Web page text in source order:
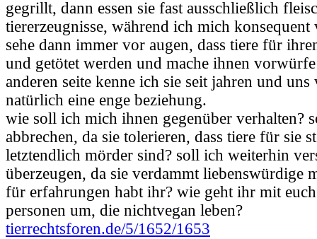
gegrillt, dann essen sie fast ausschließlich
tiererzeugnisse, während ich mich konsequent
sehe dann immer vor augen, dass tiere für
und getötet werden und mache ihnen
anderen seite kenne ich sie seit jahren und
natürlich eine enge beziehung.
wie soll ich mich ihnen gegenüber verhalten?
abbrechen, da sie tolerieren, dass tiere für sie
letztendlich mörder sind? soll ich weiterhin
überzeugen, da sie verdammt liebenswürdige
für erfahrungen habt ihr? wie geht ihr mit euch
personen um, die nichtvegan leben?
tierrechtsforen.de/5/1652/1653